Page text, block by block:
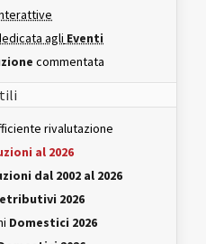
agli Eventi
commentata
rivalutazione
al 2026
dal 2002 al 2026
2026
Domestici 2026